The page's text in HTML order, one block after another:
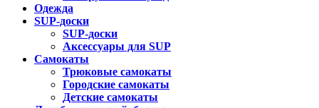
Одежда
SUP-доски
SUP-доски
Аксессуары для SUP
Самокаты
Трюковые самокаты
Городские самокаты
Детские самокаты